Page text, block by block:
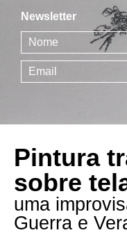
Newsletter
Pintura
sobre
uma
Guerra e